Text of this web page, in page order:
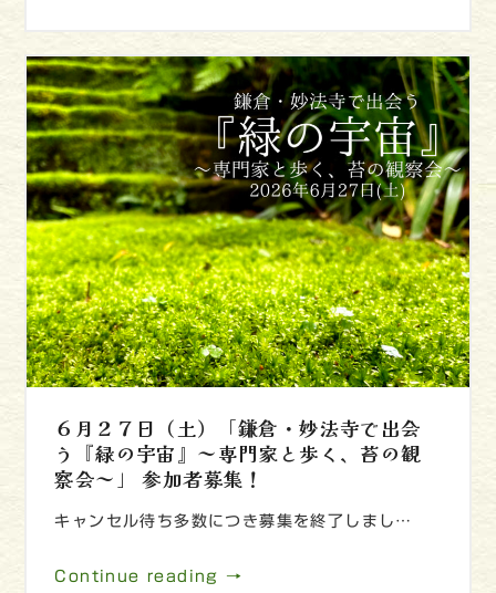
６月２７日（土）「鎌倉・妙法寺で出会
う『緑の宇宙』～専門家と歩く、苔の観
察会～」 参加者募集！
キャンセル待ち多数につき募集を終了しまし…
Continue reading →